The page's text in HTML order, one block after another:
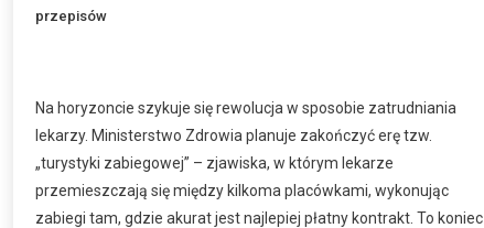
przepisów
Na horyzoncie szykuje się rewolucja w sposobie zatrudniania
lekarzy. Ministerstwo Zdrowia planuje zakończyć erę tzw.
„turystyki zabiegowej” – zjawiska, w którym lekarze
przemieszczają się między kilkoma placówkami, wykonując
zabiegi tam, gdzie akurat jest najlepiej płatny kontrakt. To koniec